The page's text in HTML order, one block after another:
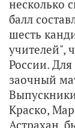
несколько
балл
шесть
учителей",
России.
заочный
Краско,
Астрахан,